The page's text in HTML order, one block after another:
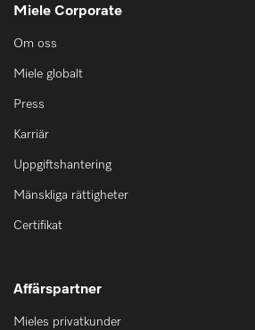
Miele Corporate
Om oss
Miele globalt
Press
Karriär
Uppgiftshantering
Mänskliga rättigheter
Certifikat
Affärspartner
Mieles privatkunder